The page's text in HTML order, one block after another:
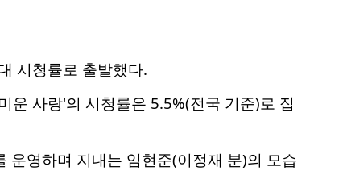
시청률로 출발했다.
운 사랑'의 시청률은 5.5%(전국 기준)로 집
운영하며 지내는 임현준(이정재 분)의 모습